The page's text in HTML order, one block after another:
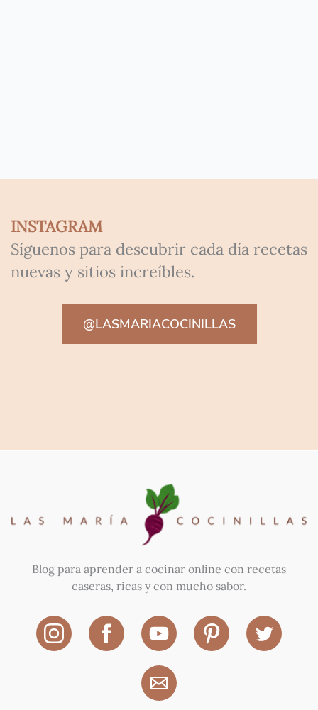
INSTAGRAM
Síguenos para descubrir cada día recetas
nuevas y sitios increíbles.
@LASMARIACOCINILLAS
Blog para aprender a cocinar online con recetas
caseras, ricas y con mucho sabor.